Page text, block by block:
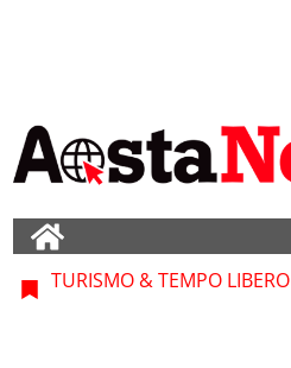
TURISMO & TEMPO LIBERO